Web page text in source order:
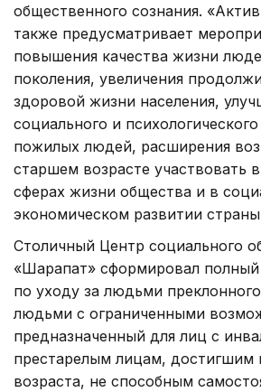
общественного сознания.
также предусматривает
повышения качества жизни
поколения, увеличения
здоровой жизни населения,
социального и
пожилых людей, расширения
старшем возрасте участвовать
сферах жизни общества и в
экономическом развитии
Столичный Центр социального
«Шарапат» сформировал полный
по уходу за людьми
людьми с ограниченными
предназначенный для лиц с
престарелым лицам, достигшим
возраста, не способным